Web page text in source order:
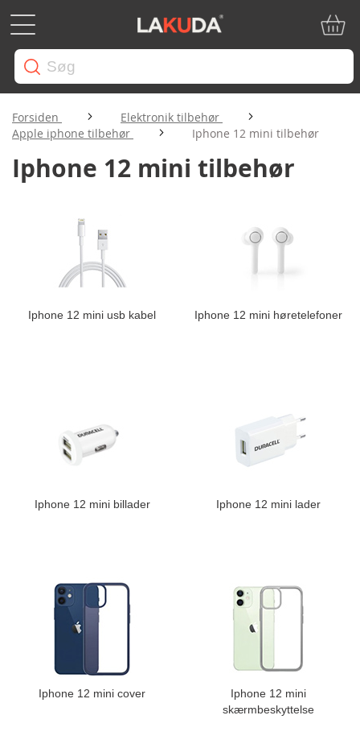
Forsiden
Elektronik tilbehør
Apple iphone tilbehør
Iphone 12 mini tilbehør
Iphone 12 mini tilbehør
Iphone 12 mini usb kabel Iphone 12 mini høretelefoner
Iphone 12 mini billader Iphone 12 mini lader
Iphone 12 mini cover
Iphone 12 mini
skærmbeskyttelse